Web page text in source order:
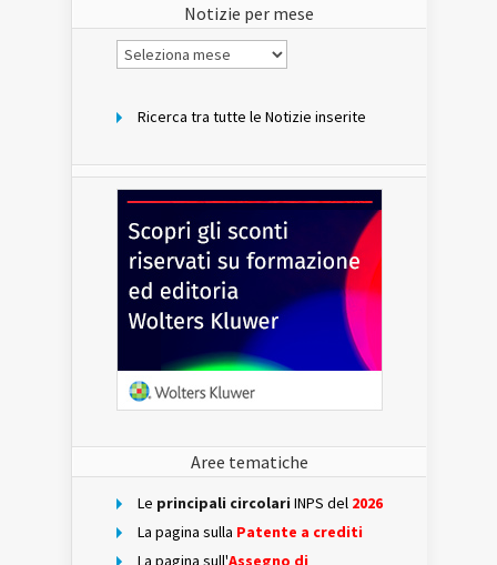
Notizie per mese
Notizie
per
Ricerca tra tutte le Notizie inserite
Aree tematiche
Le principali circolari INPS del 2026
La pagina sulla Patente a crediti
La pagina sull'Assegno di